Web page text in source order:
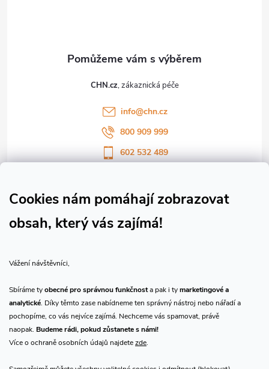
Cookies nám pomáhají zobrazovat
obsah, který vás zajímá!
Vážení návštěvníci,
Sbíráme tyobecné pro správnou funkčnosta pak i tymarketingové a
analytické. Díky těmto zase nabídneme ten správný nástroj nebo nářadí a
pochopíme, co vás nejvíce zajímá. Nechceme vás spamovat, právě
naopak. Budeme rádi, pokud zůstanete s námi!
Více o ochraně osobních údajů najdetezde.
CHN.cz
info@chn.cz
800 909 999
602 532 489
Sledujte náš vlog CHN_CZ
Přijímáme online platby